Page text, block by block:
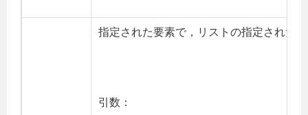
指定された要素で，リストの指定された
引数：